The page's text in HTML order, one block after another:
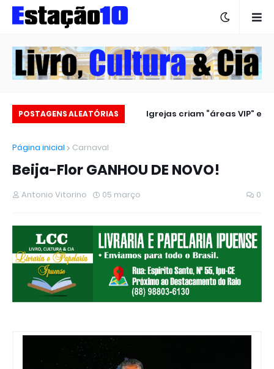
POSTAGENS ALEATÓRIAS
Igrejas criam “áreas VIP” e
10 no carnaval 2025
Página inicial Carnaval
Beija-Flor GANHOU DE NOVO!
Antonio Vitorino 05 março 0